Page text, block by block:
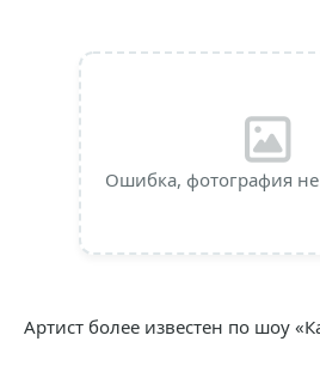
Ошибка, фотография
Артист более известен по шоу